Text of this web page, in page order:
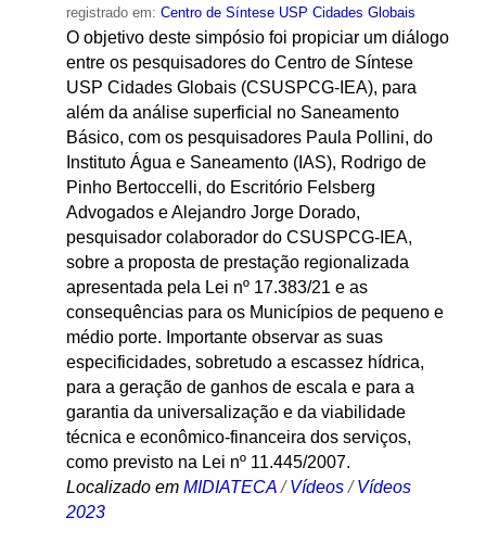
registrado em: Centro de Síntese USP Cidades Globais
O objetivo deste simpósio foi propiciar um diálogo
entre os pesquisadores do Centro de Síntese
USP Cidades Globais (CSUSPCG-IEA), para
além da análise superficial no Saneamento
Básico, com os pesquisadores Paula Pollini, do
Instituto Água e Saneamento (IAS), Rodrigo de
Pinho Bertoccelli, do Escritório Felsberg
Advogados e Alejandro Jorge Dorado,
pesquisador colaborador do CSUSPCG-IEA,
sobre a proposta de prestação regionalizada
apresentada pela Lei nº 17.383/21 e as
consequências para os Municípios de pequeno e
médio porte. Importante observar as suas
especificidades, sobretudo a escassez hídrica,
para a geração de ganhos de escala e para a
garantia da universalização e da viabilidade
técnica e econômico-financeira dos serviços,
como previsto na Lei nº 11.445/2007.
Localizado em MIDIATECA /Vídeos /Vídeos
2023